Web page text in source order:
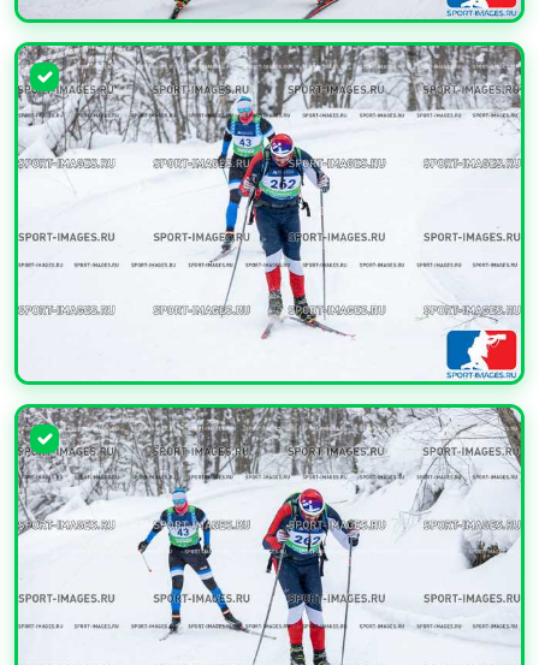
УВЕЛИЧИТЬ
УВЕЛИЧИТЬ